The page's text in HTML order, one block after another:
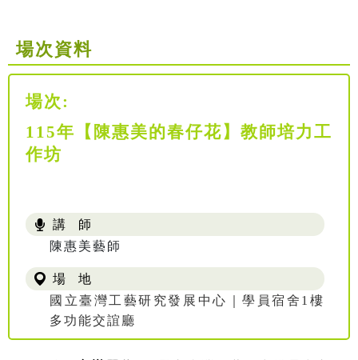
場次資料
場次:
115年【陳惠美的春仔花】教師培力工
作坊
講 師
陳惠美藝師
場 地
國立臺灣工藝研究發展中心｜學員宿舍1樓
多功能交誼廳